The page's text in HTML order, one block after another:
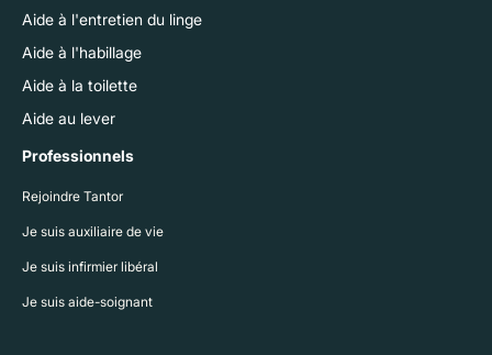
Aide à l'entretien du linge
Aide à l'habillage
Aide à la toilette
Aide au lever
Professionnels
Rejoindre Tantor
Je suis auxiliaire de vie
Je suis infirmier libéral
Je suis aide-soignant